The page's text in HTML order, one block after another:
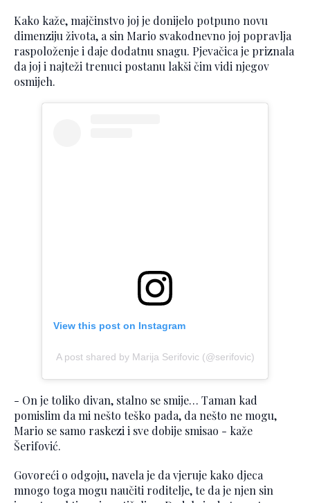
Kako kaže, majčinstvo joj je donijelo potpuno novu
dimenziju života, a sin Mario svakodnevno joj popravlja
raspoloženje i daje dodatnu snagu. Pjevačica je priznala
da joj i najteži trenuci postanu lakši čim vidi njegov
osmijeh.
View this post on Instagram
A post shared by Marija Serifovic (@serifovic)
- On je toliko divan, stalno se smije… Taman kad
pomislim da mi nešto teško pada, da nešto ne mogu,
Mario se samo raskezi i sve dobije smisao - kaže
Šerifović.
Govoreći o odgoju, navela je da vjeruje kako djeca
mnogo toga mogu naučiti roditelje, te da je njen sin